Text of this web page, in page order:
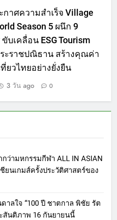
กาศความสำเร็จ Village
Season 5 ผนึก 9
บเคลื่อน ESG Tourism
ะราชปณิธาน สร้างคุณค่า
ยวไทยอย่างยั่งยืน
3 วัน ago 0
ว่ามหกรรมกีฬา ALL IN ASIAN
ชียนเกมส์ครั้งประวัติศาสตร์ของ
าลใจ “100 ปี ชาตกาล พิชัย รัต
สันติภาพ 16 กันยายนนี้